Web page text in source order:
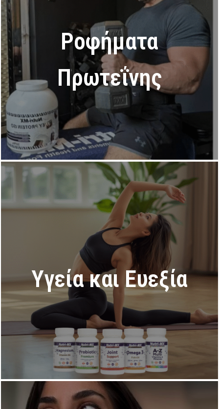
Ροφήματα
Πρωτεΐνης
Υγεία και Ευεξία